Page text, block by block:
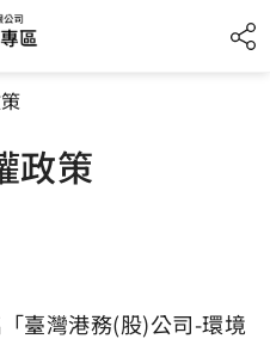
政策
臺灣港務(股)公司-環境